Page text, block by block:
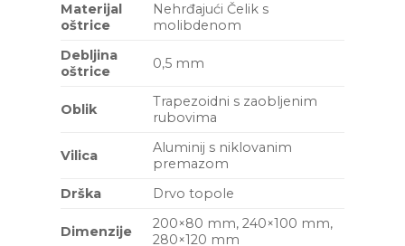
Materijal
oštrice
Nehrđajući Čelik s
molibdenom
Debljina
oštrice
0,5 mm
Oblik
Trapezoidni s zaobljenim
rubovima
Vilica
Aluminij s niklovanim
premazom
Drška
Drvo topole
Dimenzije
200×80 mm, 240×100 mm,
280×120 mm